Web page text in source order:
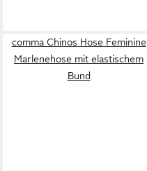
comma Chinos Hose Feminine
Marlenehose mit elastischem
Bund